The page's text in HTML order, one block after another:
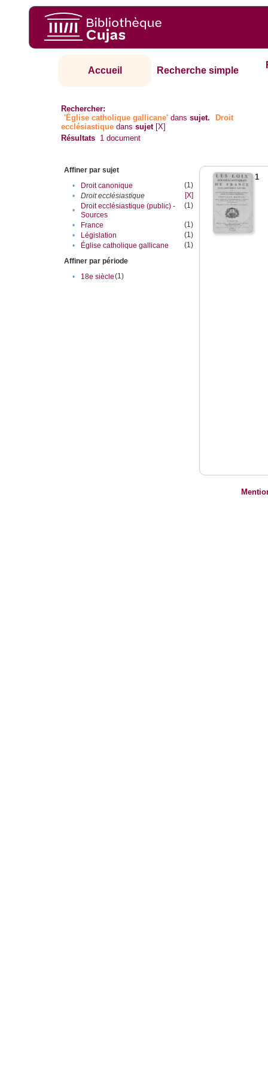
Accueil Recherche simple
Rechercher:
'Église catholique gallicane' danssujet.
Droit
ecclésiastique danssujet [X]
Résultats 1 document
Affiner par sujet
•
Droit canonique
(1)
•
Droit ecclésiastique
[X]
•
Droit ecclésiastique (public) -
Sources
(1)
• France
(1)
•
Législation
(1)
•
Église catholique gallicane
(1)
Affiner par période
•
18e siècle(1)
1